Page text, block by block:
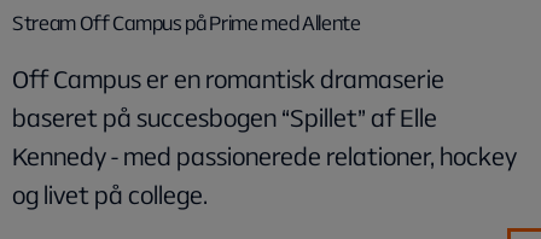
Stream Off Campus på Prime med Allente
Off Campus er en romantisk dramaserie
baseret på succesbogen “Spillet” af Elle
Kennedy - med passionerede relationer, hockey
og livet på college.